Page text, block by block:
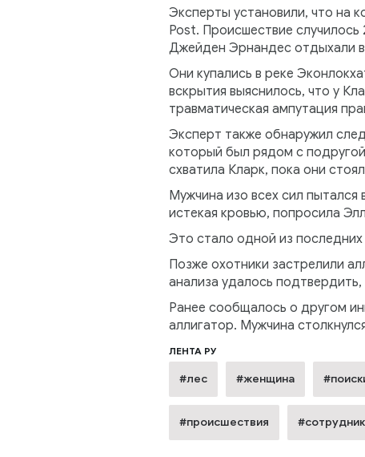
Эксперты установили, что на
Post. Происшествие
Джейден Эрнандес отдыхали
Они купались в реке
вскрытия выяснилось, что у
травматическая ампутация
Эксперт также обнаружил
который был рядом с
схватила Кларк, пока они
Мужчина изо всех сил пытался
истекая кровью, попросила
Это стало одной из
Позже охотники застрелили
анализа удалось
Ранее сообщалось о другом
аллигатор. Мужчина
ЛЕНТА РУ
#лес #женщина
#происшествия